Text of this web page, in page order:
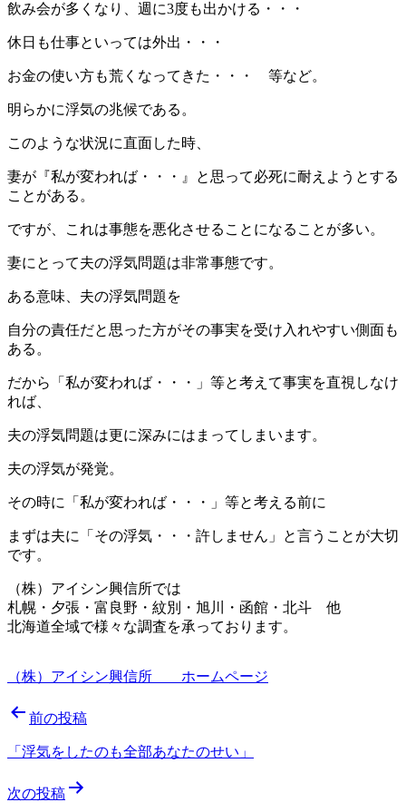
飲み会が多くなり、週に3度も出かける・・・
休日も仕事といっては外出・・・
お金の使い方も荒くなってきた・・・ 等など。
明らかに浮気の兆候である。
このような状況に直面した時、
妻が『私が変われば・・・』と思って必死に耐えようとする
ことがある。
ですが、これは事態を悪化させることになることが多い。
妻にとって夫の浮気問題は非常事態です。
ある意味、夫の浮気問題を
自分の責任だと思った方がその事実を受け入れやすい側面も
ある。
だから「私が変われば・・・」等と考えて事実を直視しなけ
れば、
夫の浮気問題は更に深みにはまってしまいます。
夫の浮気が発覚。
その時に「私が変われば・・・」等と考える前に
まずは夫に「その浮気・・・許しません」と言うことが大切
です。
（株）アイシン興信所では
札幌・夕張・富良野・紋別・旭川・函館・北斗 他
北海道全域で様々な調査を承っております。
（株）アイシン興信所 ホームページ
投
稿
ビ
前の投稿
「浮気をしたのも全部あなたのせい」
次の投稿